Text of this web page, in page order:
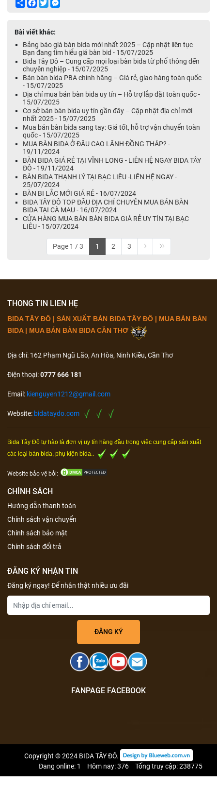
ShareFacebook
Twitter
Bài viết khác:
Bảng báo giá bàn bida mới nhất 2025 – Cập nhật liên tục
Bạn đang tìm hiểu giá bàn bid - 15/07/2025
Bida Tây Đô – Cung cấp mọi loại bàn bida từ phổ thông đến
chuyên nghiệp - 15/07/2025
Bán bàn bida PBA chính hãng – Giá rẻ, giao hàng toàn quốc
- 15/07/2025
Địa chỉ mua bán bàn bida uy tín – Hỗ trợ lắp đặt toàn quốc -
15/07/2025
Cơ sở bán bàn bida uy tín gần đây – Cập nhật địa chỉ mới
nhất 2025 - 15/07/2025
Mua bán bàn bida sang tay: Giá tốt, hỗ trợ vận chuyển toàn
quốc - 15/07/2025
MUA BÀN BIDA Ở ĐÂU CAO LÃNH ĐỒNG THÁP? -
19/11/2024
BÀN BIDA GIÁ RẺ TẠI VĨNH LONG - LIÊN HỆ NGAY BIDA TÂY
ĐÔ - 19/11/2024
BÀN BIDA THẠNH LÝ TẠI BẠC LIÊU -LIÊN HỆ NGAY -
25/07/2024
BÀN BI LẮC MỚI GIÁ RẺ - 16/07/2024
BIDA TÂY ĐÔ TOP ĐẦU ĐỊA CHỈ CHUYÊN MUA BÁN BÀN
BIDA TẠI CÀ MAU - 16/07/2024
CỬA HÀNG MUA BÁN BÀN BIDA GIÁ RẺ UY TÍN TẠI BẠC
LIÊU - 15/07/2024
Page 1 / 3 1 2 3
THÔNG TIN LIÊN HỆ
BIDA TÂY ĐÔ | SẢN XUẤT BÀN BIDA TÂY ĐÔ | MUA BÁN BÀN
BIDA | MUA BÁN BÀN BIDA CẦN THƠ
Địa chỉ: 162 Phạm Ngũ Lão, An Hòa, Ninh Kiều, Cần Thơ
Điện thoại:0777 666 181
Email: kienguyen1212@gmail.com
Website: bidataydo.com
Bida Tây Đô tự hào là đơn vị uy tín hàng đầu trong việc cung cấp sản xuất
các loại bàn bida, phụ kiện bida..
Website bảo vệ bởi:
CHÍNH SÁCH
Hướng dẫn thanh toán
Chính sách vận chuyển
Chính sách bảo mật
Chính sách đổi trả
ĐĂNG KÝ NHẬN TIN
Đăng ký ngay! Để nhận thật nhiều ưu đãi
FANPAGE FACEBOOK
Copyright © 2024 BIDA TÂY ĐÔ.
Đang online: 1
Hôm nay: 376 Tổng truy cập: 238775